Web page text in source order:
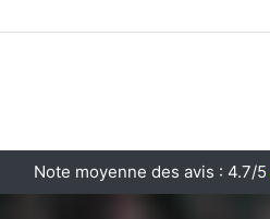
Note moyenne des avis : 4.7/5